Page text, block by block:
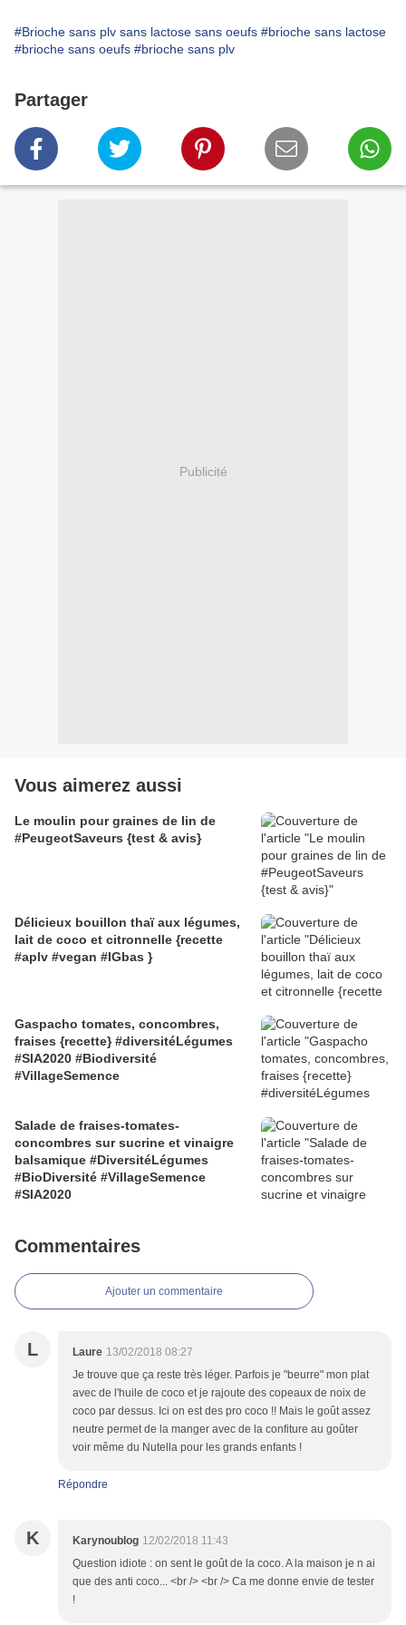
#Brioche sans plv sans lactose sans oeufs #brioche sans lactose
#brioche sans oeufs #brioche sans plv
Partager
Publicité
Vous aimerez aussi
Le moulin pour graines de lin de
#PeugeotSaveurs {test & avis}
Délicieux bouillon thaï aux légumes,
lait de coco et citronnelle {recette
#aplv #vegan #IGbas }
Gaspacho tomates, concombres,
fraises {recette} #diversitéLégumes
#SIA2020 #Biodiversité
#VillageSemence
Salade de fraises-tomates-
concombres sur sucrine et vinaigre
balsamique #DiversitéLégumes
#BioDiversité #VillageSemence
#SIA2020
Commentaires
Ajouter un commentaire
L Laure 13/02/2018 08:27
Je trouve que ça reste très léger. Parfois je "beurre" mon plat
avec de l'huile de coco et je rajoute des copeaux de noix de
coco par dessus. Ici on est des pro coco !! Mais le goût assez
neutre permet de la manger avec de la confiture au goûter
voir même du Nutella pour les grands enfants !
Répondre
K Karynoublog 12/02/2018 11:43
Question idiote : on sent le goût de la coco. A la maison je n ai
que des anti coco... <br /> <br /> Ca me donne envie de tester
!